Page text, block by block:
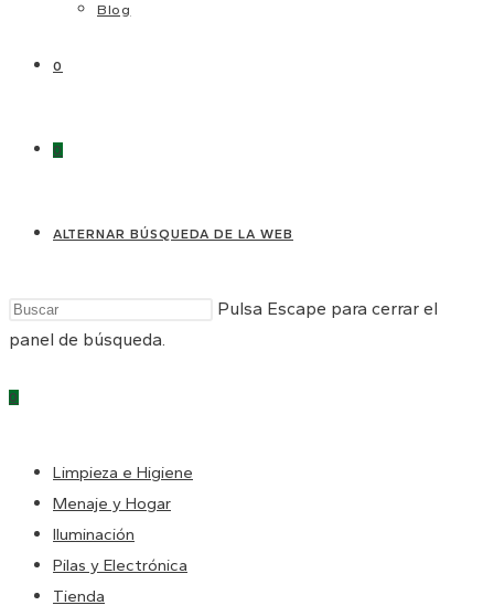
Blog
0
0
ALTERNAR BÚSQUEDA DE LA WEB
Pulsa Escape para cerrar el
panel de búsqueda.
0
Limpieza e Higiene
Menaje y Hogar
Iluminación
Pilas y Electrónica
Tienda